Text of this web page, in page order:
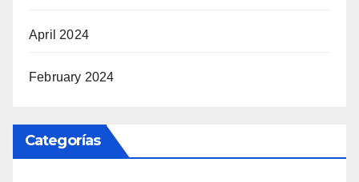
April 2024
February 2024
Categorías